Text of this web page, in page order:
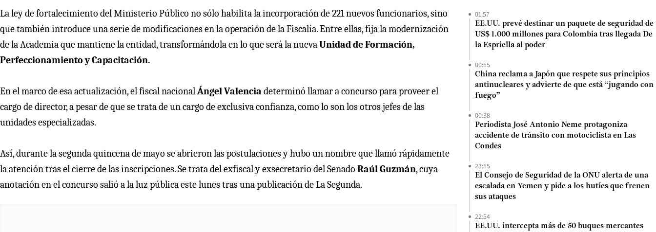
La ley de fortalecimiento del Ministerio Público no sólo habilita la incorporación de 221 nuevos funcionarios, sino
que también introduce una serie de modificaciones en la operación de la Fiscalía. Entre ellas, fija la modernización
de la Academia que mantiene la entidad, transformándola en lo que será la nuevaUnidad de Formación,
Perfeccionamiento y Capacitación.
En el marco de esa actualización, el fiscal nacionalÁngel Valencia determinó llamar a concurso para proveer el
cargo de director, a pesar de que se trata de un cargo de exclusiva confianza, como lo son los otros jefes de las
unidades especializadas.
Así, durante la segunda quincena de mayo se abrieron las postulaciones y hubo un nombre que llamó rápidamente
la atención tras el cierre de las inscripciones. Se trata del exfiscal y exsecretario del Senado Raúl Guzmán, cuya
anotación en el concurso salió a la luz pública este lunes tras una publicación de La Segunda.
01:57
EE.UU. prevé destinar un paquete de seguridad de
US$ 1.000 millones para Colombia tras llegada De
la Espriella al poder
00:55
China reclama a Japón que respete sus principios
antinucleares y advierte de que está “jugando con
fuego”
00:38
Periodista José Antonio Neme protagoniza
accidente de tránsito con motociclista en Las
Condes
23:55
El Consejo de Seguridad de la ONU alerta de una
escalada en Yemen y pide a los hutíes que frenen
sus ataques
22:54
EE.UU. intercepta más de 50 buques mercantes